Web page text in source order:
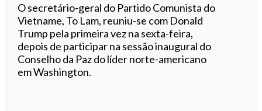
O secretário-geral do Partido Comunista do
Vietname, To Lam, reuniu-se com Donald
Trump pela primeira vez na sexta-feira,
depois de participar na sessão inaugural do
Conselho da Paz do líder norte-americano
em Washington.